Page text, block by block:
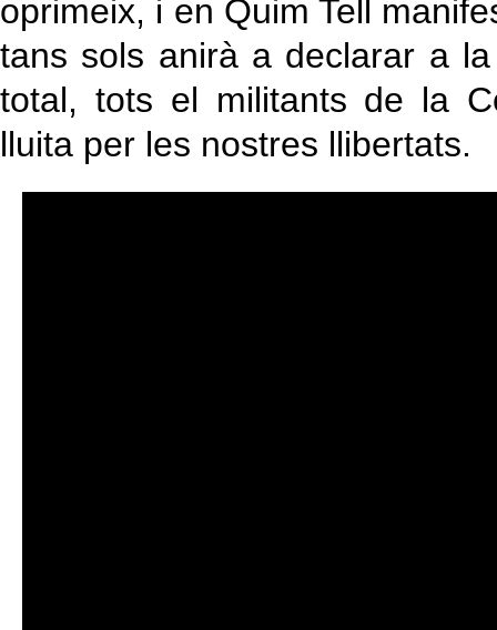
oprimeix, i en Quim Tell
tans sols anirà a declarar a
total, tots el militants de la
lluita per les nostres llibertats.